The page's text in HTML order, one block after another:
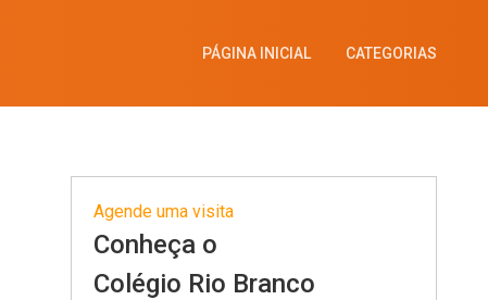
PÁGINA INICIAL CATEGORIAS
Agende uma visita
Conheça o
Colégio Rio Branco